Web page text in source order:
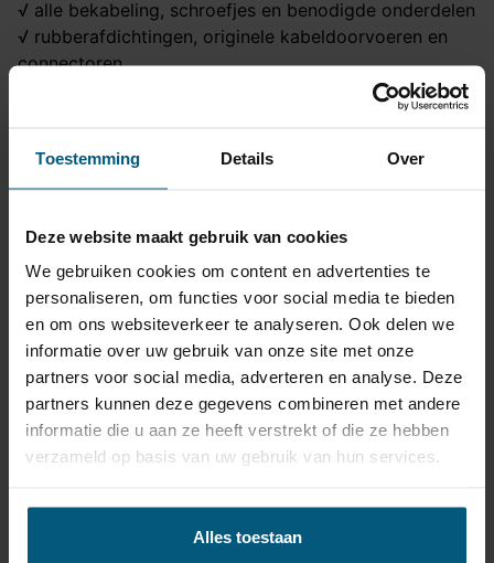
Toestemming Details Over
Deze website maakt gebruik van cookies
We gebruiken cookies om content en advertenties te
personaliseren, om functies voor social media te bieden
en om ons websiteverkeer te analyseren. Ook delen we
informatie over uw gebruik van onze site met onze
partners voor social media, adverteren en analyse. Deze
partners kunnen deze gegevens combineren met andere
informatie die u aan ze heeft verstrekt of die ze hebben
verzameld op basis van uw gebruik van hun services.
Alles toestaan
√ alle bekabeling, schroefjes en benodigde onderdelen
√ rubberafdichtingen, originele kabeldoorvoeren en
connectoren
√ wanneer nodig voor een goede werking: trailer of
Kortom een zorgeloze keuze van goede kwaliteit
Trekhaak specificatie
Artikelnummer
AHA 23A
Trekhaak systeem
Horizontaal afneembaar
Uitvoering
Na afname van de kogel,
blijft de houder van de
trekhaak zichtbaar.
Maximale kogeldruk
90 kg
Ja